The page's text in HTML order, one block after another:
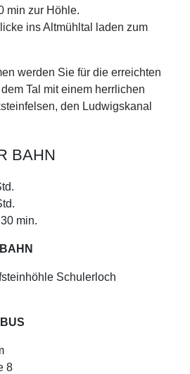
min zur Höhle.
ins Altmühltal laden zum
werden Sie für die erreichten
Tal mit einem herrlichen
den Ludwigskanal
BAHN
min.
Schulerloch
8